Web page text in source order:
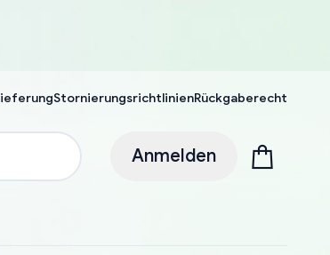
StornierungsrichtlinienRückgaberecht
Anmelden